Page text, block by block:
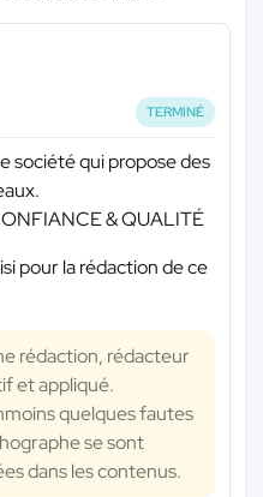
TERMINÉ
société qui propose des
& QUALITÉ
pour la rédaction de ce
rédaction, rédacteur
et appliqué.
quelques fautes
se sont
dans les contenus.